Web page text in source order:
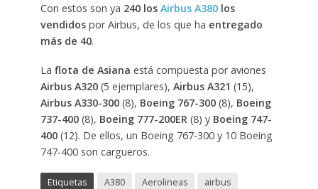
Con estos son ya 240 los Airbus A380 los
vendidospor Airbus, de los que ha entregado
más de 40.
La flota de Asiana está compuesta por aviones
Airbus A320(5 ejemplares), Airbus A321 (15),
Airbus A330-300(8), Boeing 767-300(8), Boeing
737-400(8), Boeing 777-200ER (8) y Boeing 747-
400(12). De ellos, un Boeing 767-300 y 10 Boeing
747-400 son cargueros.
Etiquetas A380 Aerolineas
airbus